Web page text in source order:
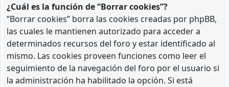
¿Cuál es la función de “Borrar cookies”?
“Borrar cookies” borra las cookies creadas por phpBB,
las cuales le mantienen autorizado para acceder a
determinados recursos del foro y estar identificado al
mismo. Las cookies proveen funciones como leer el
seguimiento de la navegación del foro por el usuario si
la administración ha habilitado la opción. Si está